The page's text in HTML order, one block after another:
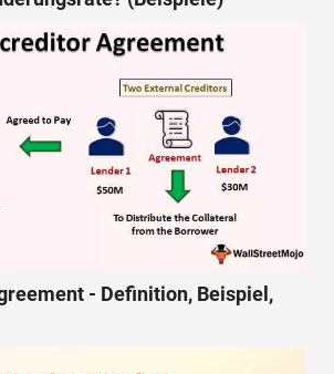
- Definition, Beispiel,